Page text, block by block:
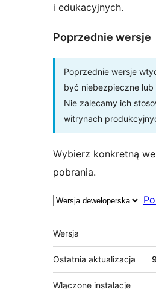
i edukacyjnych.
Poprzednie wersje
Poprzednie wersje
być niebezpieczne lub
Nie zalecamy ich
witrynach
Wybierz konkretną
pobrania.
Meta
Wersja
Ostatnia aktualizacja
Włączone instalacje